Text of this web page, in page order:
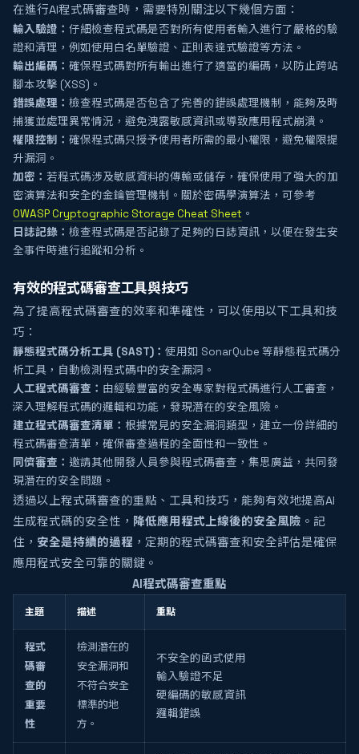
在進行AI程式碼審查時，需要特別關注以下幾個方面：
輸入驗證： 仔細檢查程式碼是否對所有使用者輸入進行了嚴格的驗
證和清理，例如使用白名單驗證、正則表達式驗證等方法。
輸出編碼： 確保程式碼對所有輸出進行了適當的編碼，以防止跨站
腳本攻擊 (XSS)。
錯誤處理： 檢查程式碼是否包含了完善的錯誤處理機制，能夠及時
捕獲並處理異常情況，避免洩露敏感資訊或導致應用程式崩潰。
權限控制： 確保程式碼只授予使用者所需的最小權限，避免權限提
升漏洞。
加密： 若程式碼涉及敏感資料的傳輸或儲存，確保使用了強大的加
密演算法和安全的金鑰管理機制。關於密碼學演算法，可參考
OWASP Cryptographic Storage Cheat Sheet 。
日誌記錄： 檢查程式碼是否記錄了足夠的日誌資訊，以便在發生安
全事件時進行追蹤和分析。
有效的程式碼審查工具與技巧
為了提高程式碼審查的效率和準確性，可以使用以下工具和技
巧：
靜態程式碼分析工具 (SAST)： 使用如 SonarQube 等靜態程式碼分
析工具，自動檢測程式碼中的安全漏洞。
人工程式碼審查： 由經驗豐富的安全專家對程式碼進行人工審查，
深入理解程式碼的邏輯和功能，發現潛在的安全風險。
建立程式碼審查清單： 根據常見的安全漏洞類型，建立一份詳細的
程式碼審查清單，確保審查過程的全面性和一致性。
同儕審查： 邀請其他開發人員參與程式碼審查，集思廣益，共同發
現潛在的安全問題。
透過以上程式碼審查的重點、工具和技巧，能夠有效地提高AI
生成程式碼的安全性， 降低應用程式上線後的安全風險 。記
住， 安全是持續的過程 ，定期的程式碼審查和安全評估是確保
應用程式安全可靠的關鍵。
AI程式碼審查重點
主題 描述 重點
程式
碼審
查的
重要
性
檢測潛在的
安全漏洞和
不符合安全
標準的地
方。
不安全的函式使用
輸入驗證不足
硬編碼的敏感資訊
邏輯錯誤